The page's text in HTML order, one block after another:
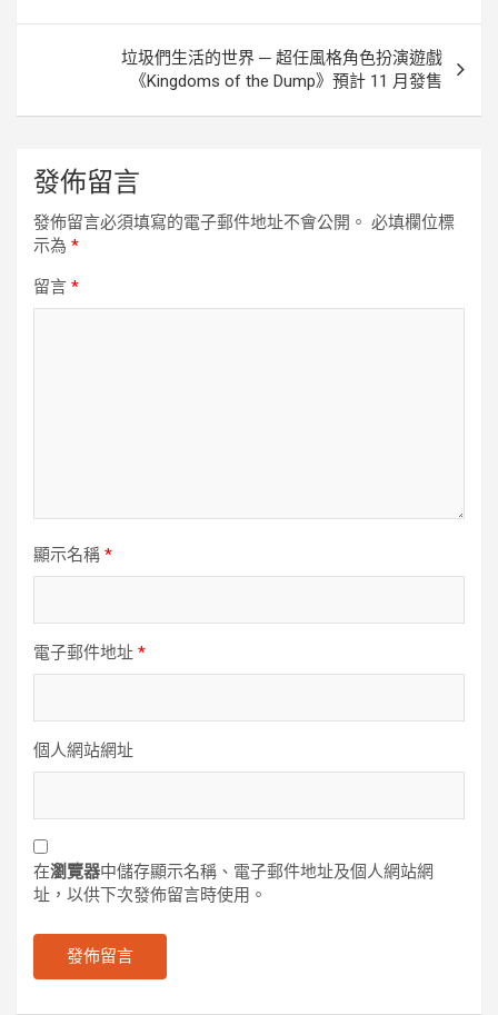
垃圾們生活的世界 ─ 超任風格角色扮演遊戲
《Kingdoms of the Dump》預計 11 月發售
發佈留言
發佈留言必須填寫的電子郵件地址不會公開。 必填欄位標
示為 *
留言 *
顯示名稱 *
電子郵件地址 *
個人網站網址
在瀏覽器中儲存顯示名稱、電子郵件地址及個人網站網
址，以供下次發佈留言時使用。